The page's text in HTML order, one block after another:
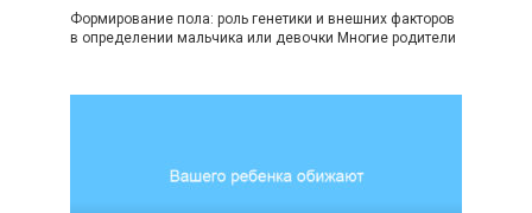
Формирование пола: роль генетики и внешних факторов
в определении мальчика или девочки Многие родители